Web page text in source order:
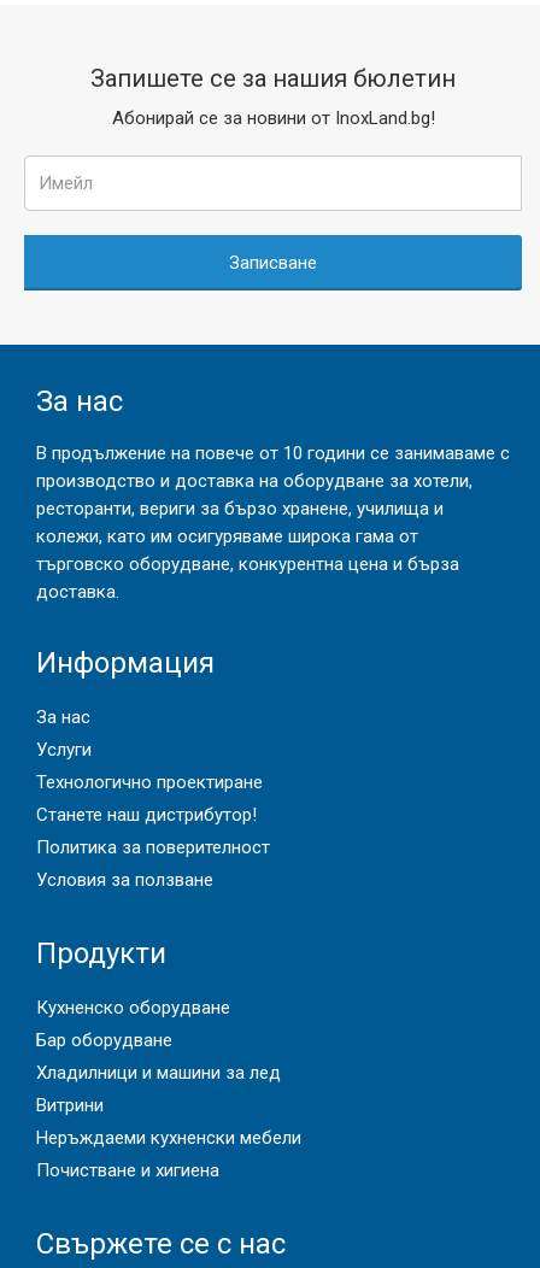
Запишете се за нашия бюлетин
Абонирай се за новини от InoxLand.bg!
Записване
За нас
В продължение на повече от 10 години се занимаваме с
производство и доставка на оборудване за хотели,
ресторанти, вериги за бързо хранене, училища и
колежи, като им осигуряваме широка гама от
търговско оборудване, конкурентна цена и бърза
доставка.
Информация
За нас
Услуги
Технологично проектиране
Станете наш дистрибутор!
Политика за поверителност
Условия за ползване
Продукти
Кухненско оборудване
Бар оборудване
Хладилници и машини за лед
Витрини
Неръждаеми кухненски мебели
Почистване и хигиена
Свържете се с нас